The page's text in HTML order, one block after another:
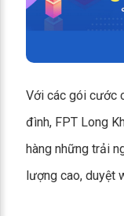
Với các gói cước
đình, FPT Long
hàng những trải
lượng cao, duyệt